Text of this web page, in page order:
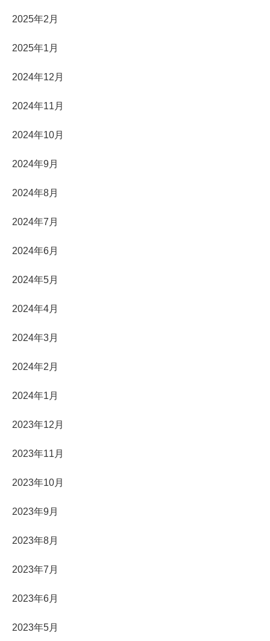
2025年2月
2025年1月
2024年12月
2024年11月
2024年10月
2024年9月
2024年8月
2024年7月
2024年6月
2024年5月
2024年4月
2024年3月
2024年2月
2024年1月
2023年12月
2023年11月
2023年10月
2023年9月
2023年8月
2023年7月
2023年6月
2023年5月